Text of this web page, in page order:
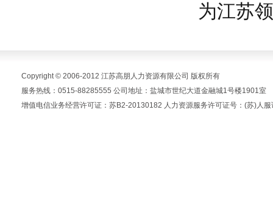
为江苏
Copyright © 2006-2012 江苏高朋人力资源有限公司 版权所有
服务热线：0515-88285555 公司地址：盐城市世纪大道金融城1号楼1901室
增值电信业务经营许可证：苏B2-20130182 人力资源服务许可证号：(苏)人